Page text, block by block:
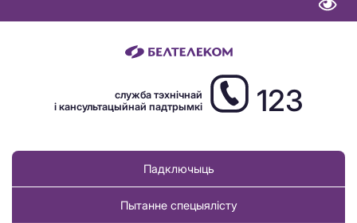
служба тэхнічнай
і кансультацыйнай падтрымкі
123
Падключыць
Пытанне спецыялісту